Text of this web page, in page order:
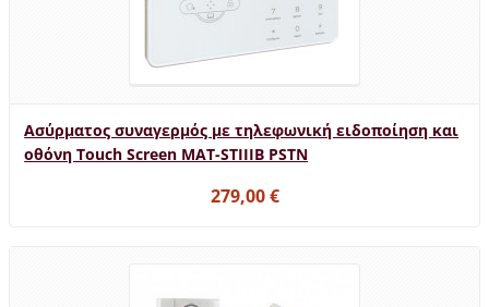
Ασύρματος συναγερμός με τηλεφωνική ειδοποίηση και
οθόνη Touch Screen MAT-STIIIB PSTN
279,00 €